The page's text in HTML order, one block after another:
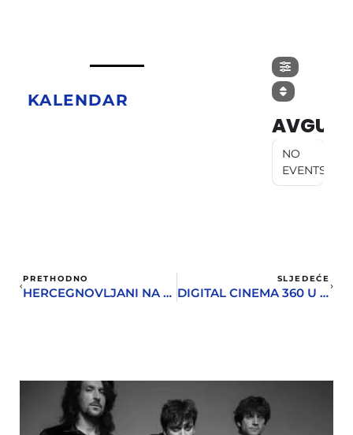
KALENDAR
AVGUST
NO
EVENTS
PRETHODNO
HERCEGNOVLJANI NA KARNEVALU U RIJECI
SLJEDEĆE
DIGITAL CINEMA 360 U HOTELU VOJVODINA